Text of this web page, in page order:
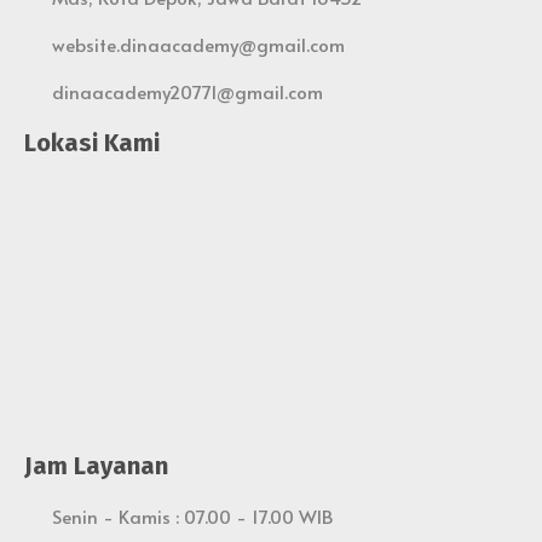
website.dinaacademy@gmail.com
dinaacademy20771@gmail.com
Lokasi Kami
Jam Layanan
Senin - Kamis : 07.00 - 17.00 WIB